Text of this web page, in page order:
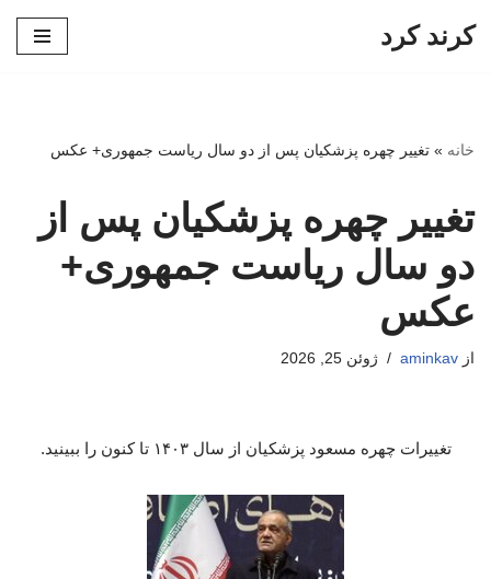
کرند کرد
خانه » تغییر چهره پزشکیان پس از دو سال ریاست جمهوری+ عکس
تغییر چهره پزشکیان پس از
دو سال ریاست جمهوری+
عکس
از aminkav ژوئن 25, 2026
تغییرات چهره مسعود پزشکیان از سال ۱۴۰۳ تا کنون را ببینید.